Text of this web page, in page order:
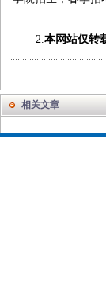
2.本网站仅转
相关文章